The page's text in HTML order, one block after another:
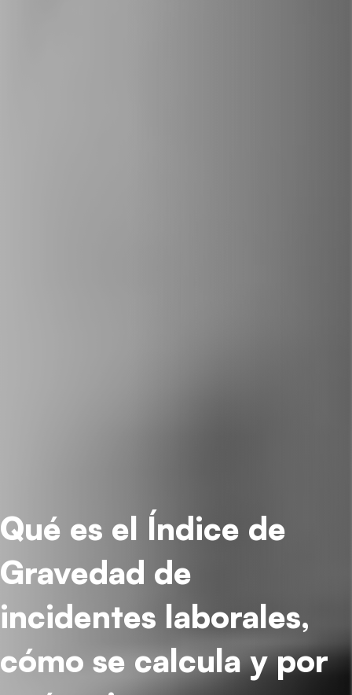
Qué es el Índice de
Gravedad de
incidentes laborales,
cómo se calcula y por